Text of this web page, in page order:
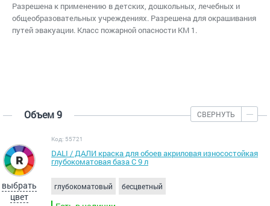
Разрешена к применению в детских, дошкольных, лечебных и
общеобразовательных учреждениях. Разрешена для окрашивания
путей эвакуации. Класс пожарной опасности КМ 1.
Объем 9 СВЕРНУТЬ
выбрать
цвет
Код: 55721
DALI / ДАЛИ краска для обоев акриловая износостойкая
глубокоматовая база C 9 л
глубокоматовый бесцветный